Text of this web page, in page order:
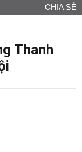
CHIA SẺ
Thanh